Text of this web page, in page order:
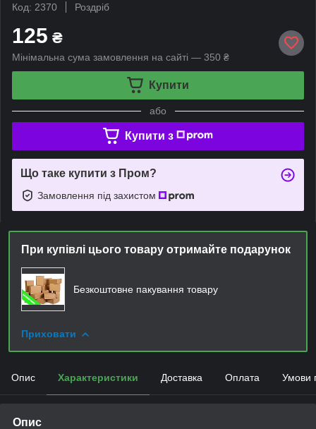
Код: 2370
Роздріб
125 ₴
Мінімальна сума замовлення на сайті — 350 ₴
Купити
або
Купити з
Що таке купити з Пром?
Замовлення під захистом
При купівлі цього товару отримайте подарунок
Безкоштовне пакування товару
Приховати
Опис Характеристики Доставка Оплата Умови
Опис